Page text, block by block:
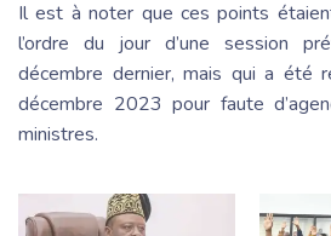
Il est à noter que ces points
l’ordre du jour d’une session
décembre dernier, mais qui a été
décembre 2023 pour faute
ministres.